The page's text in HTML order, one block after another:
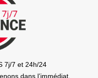
7j/7 et 24h/24
dans l’immédiat,